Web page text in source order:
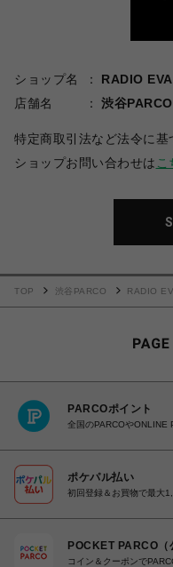
ショップ名
RADIO
店舗名
渋谷PARCO
特定商取引法など法令に基
ショップお問い合わせは こ
TOP 渋谷PARCO RADIO
PARCOポイント
全国のPARCOやONLINE
ポケパル払い
初回登録＆お買物で最大
POCKET PARCO（
コイン＆クーポンで